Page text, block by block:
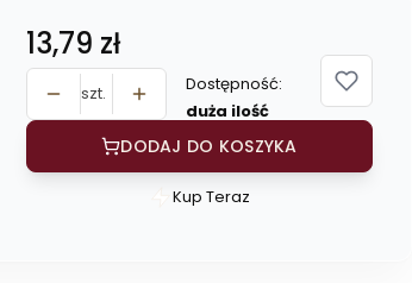
Cena
13,79 zł
szt.
Dostępność:
duża ilość
DODAJ DO KOSZYKA
Szybki
Kup Teraz